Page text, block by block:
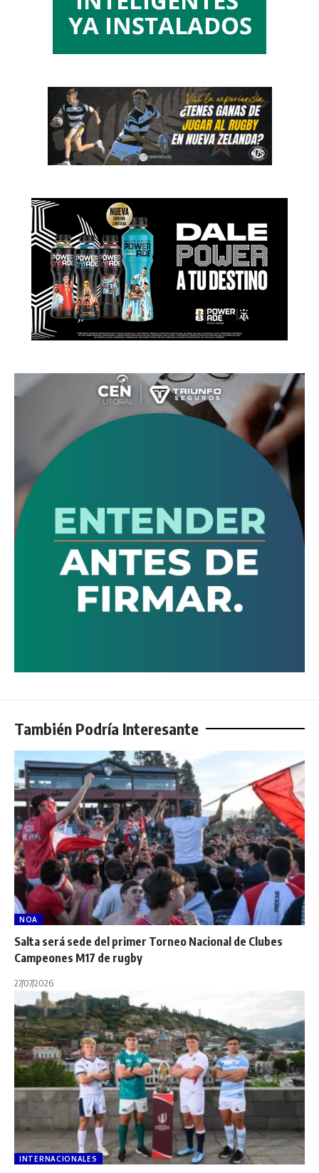
También Podría Interesante
NOA
Salta será sede del primer Torneo Nacional de Clubes
Campeones M17 de rugby
27/07/2026
INTERNACIONALES